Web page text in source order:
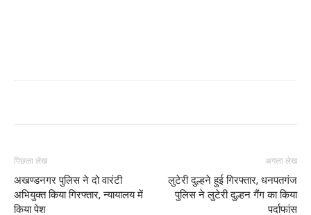
पिछला लेख
अखण्डनगर पुलिस ने दो वारंटी
अभियुक्त किया गिरफ्तार, न्यायालय में
किया पेश
अगला लेख
लुटेरी दुल्हने हुई गिरफ्तार, धनपतगंज
पुलिस ने लुटेरी दुल्हन गैंग का किया
पर्दाफांस